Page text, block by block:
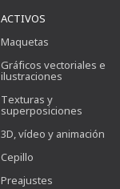
ACTIVOS
Maquetas
Gráficos vectoriales e
ilustraciones
Texturas y
superposiciones
3D, vídeo y animación
Cepillo
Preajustes